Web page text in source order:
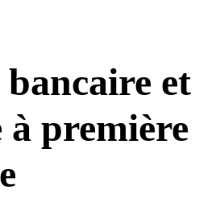
et
première